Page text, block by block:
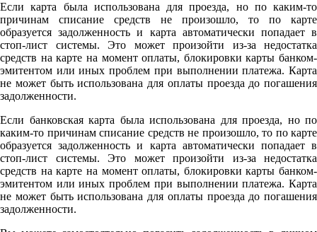
Если карта была использована для проезда, но по каким-то
причинам списание средств не произошло, то по карте
образуется задолженность и карта автоматически попадает в
стоп-лист системы. Это может произойти из-за недостатка
средств на карте на момент оплаты, блокировки карты банком-
эмитентом или иных проблем при выполнении платежа. Карта
не может быть использована для оплаты проезда до погашения
задолженности.
Если банковская карта была использована для проезда, но по
каким-то причинам списание средств не произошло, то по карте
образуется задолженность и карта автоматически попадает в
стоп-лист системы. Это может произойти из-за недостатка
средств на карте на момент оплаты, блокировки карты банком-
эмитентом или иных проблем при выполнении платежа. Карта
не может быть использована для оплаты проезда до погашения
задолженности.